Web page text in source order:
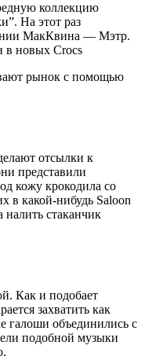
коллекцию
На этот раз
МакКвина — Мэтр.
в новых Crocs
отсылки к
представили
кожу крокодила со
в какой-нибудь Saloon
налить стаканчик
Как и подобает
захватить как
галоши объединились с
подобной музыки